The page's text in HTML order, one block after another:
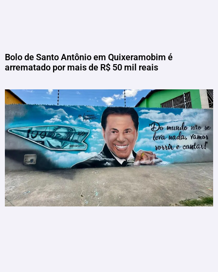
Bolo de Santo Antônio em Quixeramobim é
arrematado por mais de R$ 50 mil reais